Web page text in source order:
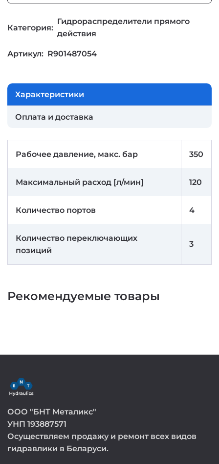
Категория:
Гидрораспределители прямого
действия
Артикул: R901487054
Характеристики
Оплата и доставка
Рабочее давление, макс. бар 350
Максимальный расход [л/мин] 120
Количество портов 4
Количество переключающих
позиций
3
Рекомендуемые товары
ООО "БНТ Металикс"
УНП 193887571
Осуществляем продажу и ремонт всех видов
гидравлики в Беларуси.